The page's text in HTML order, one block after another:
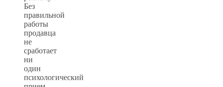
Без
правильной
работы
продавца
не
сработает
ни
один
психологический